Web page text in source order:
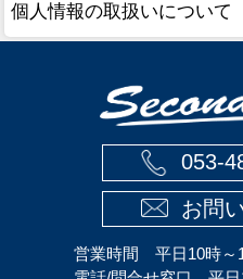
個人情報の取扱いについて
053-
お問
営業時間 平日10時～